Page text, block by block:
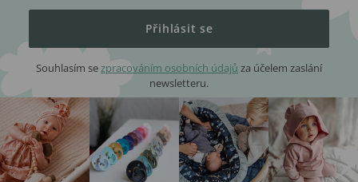
Přihlásit se
Souhlasím sezpracováním osobních údajů za účelem zaslání
newsletteru.